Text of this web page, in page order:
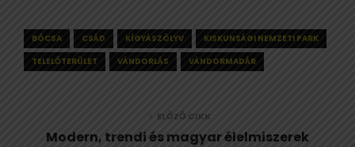
BÓCSA CSÁD KÍGYÁSZÖLYV
KISKUNSÁGI NEMZETI PARK
TELELŐTERÜLET
VÁNDORLÁS VÁNDORMADÁR
ELŐZŐ CIKK
Modern, trendi és magyar élelmiszerek